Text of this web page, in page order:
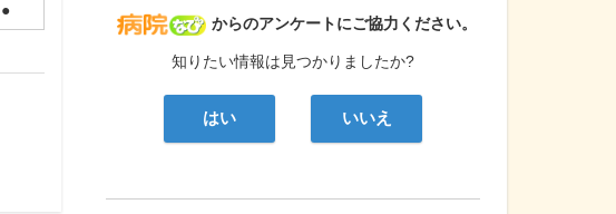
●
病院なび
からのアンケートにご協力ください。
知りたい情報は見つかりましたか?
はい いいえ